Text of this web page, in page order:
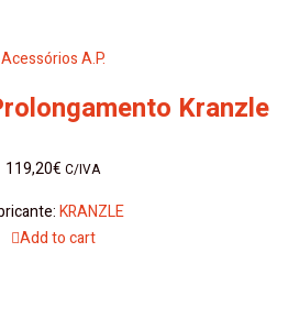
Acessórios A.P.
Kranzle
119,20€ C/IVA
KRANZLE
Add to cart